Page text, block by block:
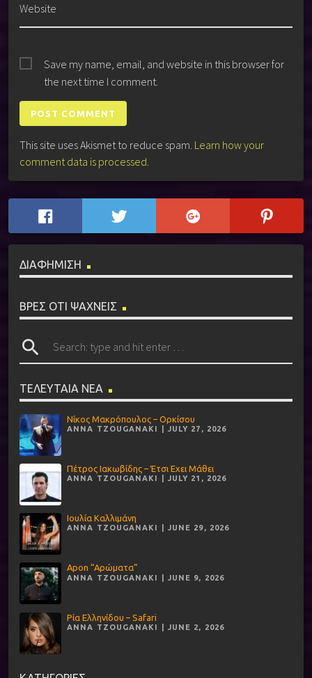
Website
Save my name, email, and website in this browser for
the next time I comment.
This site uses Akismet to reduce spam. Learn how your
comment data is processed.
ΔΙΑΦΗΜΙΣΗ
ΒΡΕΣ ΟΤΙ ΨΑΧΝΕΙΣ
search
ΤΕΛΕΥΤΑΙΑ ΝΕΑ
Νίκος Μακρόπουλος – Ορκίσου
ANNA TZOUGANAKI | JULY 27, 2026
Πέτρος Ιακωβίδης – Έτσι Εχει Μάθει
ANNA TZOUGANAKI | JULY 21, 2026
Ιουλία Καλλιμάνη
ANNA TZOUGANAKI | JUNE 29, 2026
Apon “Αρώματα”
ANNA TZOUGANAKI | JUNE 9, 2026
Ρία Ελληνίδου – Safari
ANNA TZOUGANAKI | JUNE 2, 2026